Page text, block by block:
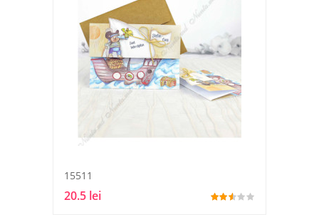
15511
20.5 lei